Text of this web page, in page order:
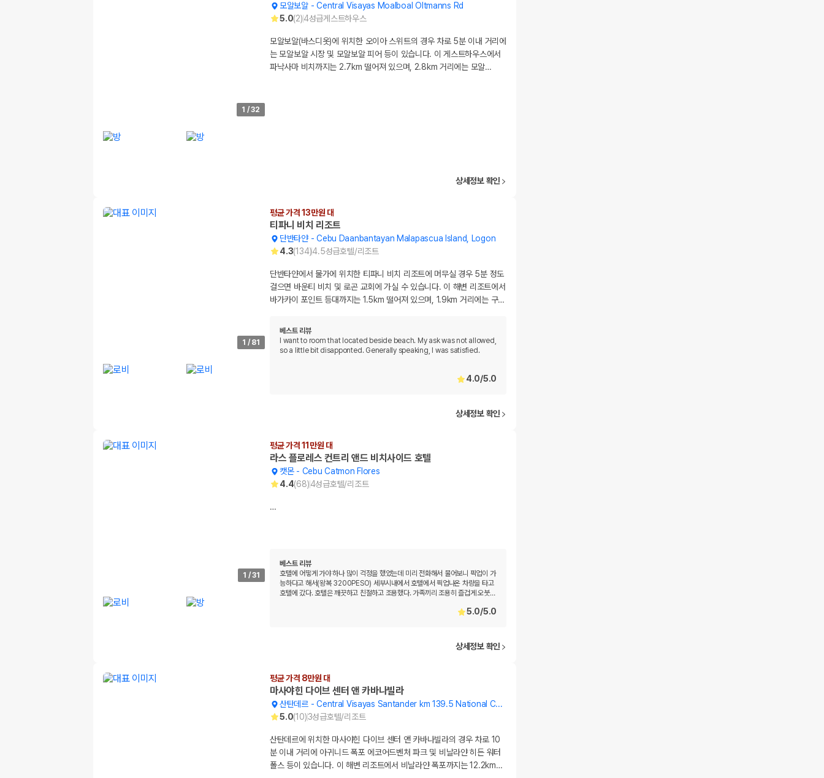
1 /32
모알보알-Central Visayas Moalboal Oltmanns Rd
5.0(2)4성급게스트하우스
모알보알(바스디옷)에 위치한 오이아 스위트의 경우 차로 5분 이내 거리에
는 모알보알 시장 및 모알보알 피어 등이 있습니다. 이 게스트하우스에서
파낙사마 비치까지는 2.7km 떨어져 있으며, 2.8km 거리에는 모알…
상세정보 확인
1 / 81
평균 가격 13만원 대
티파니 비치 리조트
단반타얀-Cebu Daanbantayan Malapascua Island, Logon
4.3(134)4.5성급호텔/리조트
단반타얀에서 물가에 위치한 티파니 비치 리조트에 머무실 경우 5분 정도
걸으면 바운티 비치 및 로곤 교회에 가실 수 있습니다. 이 해변 리조트에서
바가카이 포인트 등대까지는 1.5km 떨어져 있으며, 1.9km 거리에는 구…
베스트 리뷰
I want to room that located beside beach. My ask was not allowed,
so a little bit disapponted. Generally speaking, I was satisfied.
4.0/5.0
상세정보 확인
1 /31
평균 가격 11만원 대
라스 플로레스 컨트리 앤드 비치사이드 호텔
캣몬- Cebu Catmon Flores
4.4(68)4성급호텔/리조트
…
베스트 리뷰
호텔에 어떻게 가야 하나 많이 걱정을 했었는데 미리 전화해서 물어보니 픽업이 가
능하다고 해서(왕복 3200PESO) 세부시내에서 호텔에서 픽업나온 차량을 타고
호텔에 갔다. 호텔은 깨끗하고 친절하고 조용했다. 가족끼리 조용히 즐겁게 오붓…
5.0/5.0
상세정보 확인
평균 가격 8만원 대
마사야힌 다이브 센터 앤 카바나빌라
산탄데르 -Central Visayas Santander km 139.5 National Coastal Road
5.0(10)3성급호텔/리조트
산탄데르에 위치한 마사야힌 다이브 센터 앤 카바나빌라의 경우 차로 10
분 이내 거리에 아귀니드 폭포 에코어드벤처 파크 및 비날라얀 히든 워터
폴스 등이 있습니다. 이 해변 리조트에서 비날라얀 폭포까지는 12.2km…